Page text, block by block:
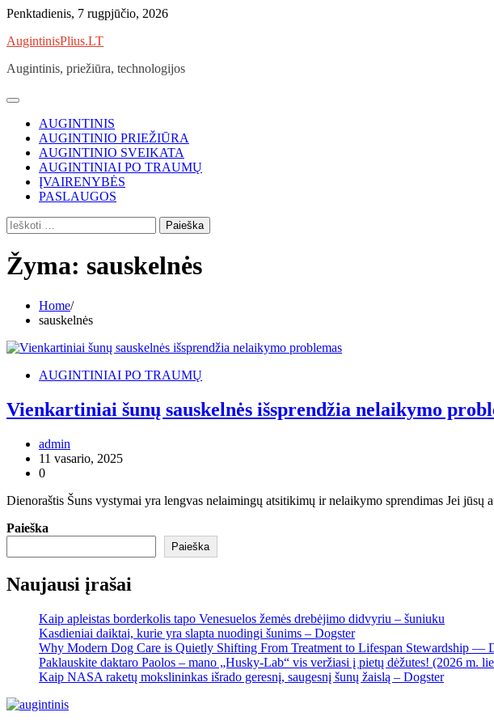
Skip
content
Penktadienis, 7 rugpjūčio, 2026
AugintinisPlius.LT
Augintinis, priežiūra, technologijos
AUGINTINIS
AUGINTINIO PRIEŽIŪRA
AUGINTINIO SVEIKATA
AUGINTINIAI PO TRAUMŲ
ĮVAIRENYBĖS
PASLAUGOS
Ieškoti:
Žyma: sauskelnės
Home
sauskelnės
AUGINTINIAI PO TRAUMŲ
Vienkartiniai šunų sauskelnės išsprendžia nelaikymo
admin
11 vasario, 2025
0
Dienoraštis Šuns vystymai yra lengvas nelaimingų atsitikimų ir nelaikymo sprendimas Jei
Paieška
Paieška
Naujausi įrašai
Kaip apleistas borderkolis tapo Venesuelos žemės drebėjimo didvyriu – šuniuku
Kasdieniai daiktai, kurie yra slapta nuodingi šunims – Dogster
Why Modern Dog Care is Quietly Shifting From Treatment to Lifespan Stewardship —
Paklauskite daktaro Paolos – mano „Husky-Lab“ vis veržiasi į pietų dėžutes! (2026 m.
Kaip NASA raketų mokslininkas išrado geresnį, saugesnį šunų žaislą – Dogster